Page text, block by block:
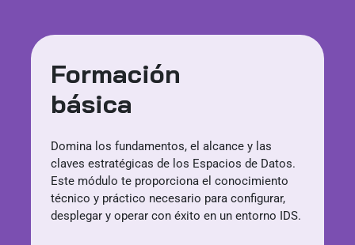
Formación
básica
Domina los fundamentos, el alcance y las
claves estratégicas de los Espacios de Datos.
Este módulo te proporciona el conocimiento
técnico y práctico necesario para configurar,
desplegar y operar con éxito en un entorno IDS.